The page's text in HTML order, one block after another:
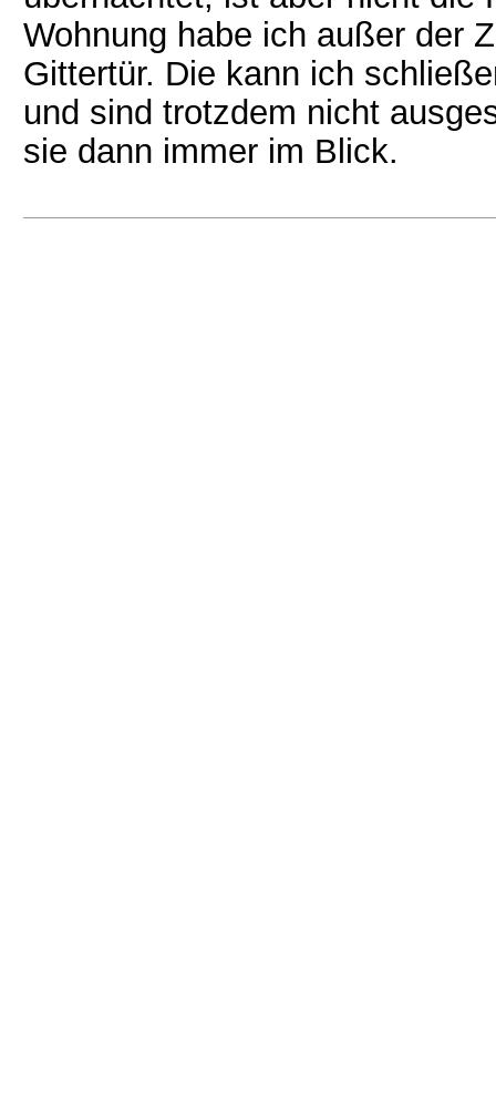
Wohnung habe ich außer der
Gittertür. Die kann ich
und sind trotzdem nicht
sie dann immer im Blick.